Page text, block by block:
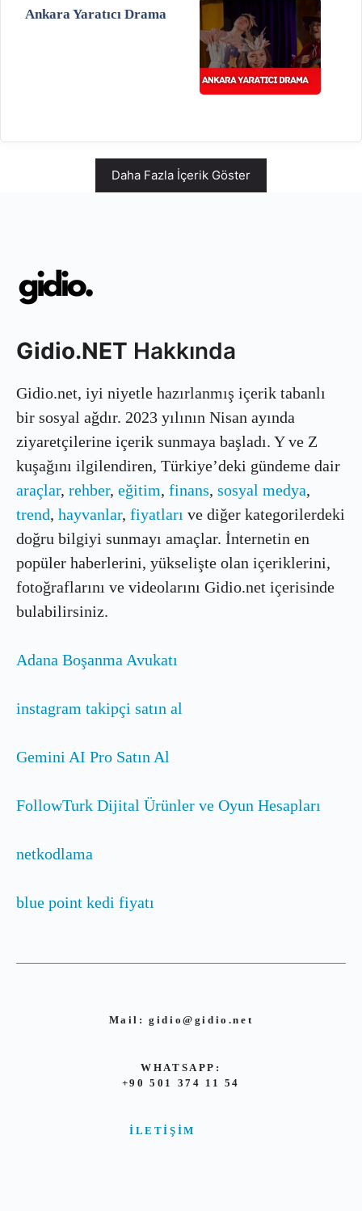
Ankara Yaratıcı Drama
Daha Fazla İçerik Göster
Gidio.NET Hakkında
Gidio.net, iyi niyetle hazırlanmış içerik tabanlı
bir sosyal ağdır. 2023 yılının Nisan ayında
ziyaretçilerine içerik sunmaya başladı. Y ve Z
kuşağını ilgilendiren, Türkiye’deki gündeme dair
araçlar, rehber, eğitim, finans, sosyal medya,
trend, hayvanlar, fiyatları ve diğer kategorilerdeki
doğru bilgiyi sunmayı amaçlar. İnternetin en
popüler haberlerini, yükselişte olan içeriklerini,
fotoğraflarını ve videolarını Gidio.net içerisinde
bulabilirsiniz.
Adana Boşanma Avukatı
instagram takipçi satın al
Gemini AI Pro Satın Al
FollowTurk Dijital Ürünler ve Oyun Hesapları
netkodlama
blue point kedi fiyatı
Mail: gidio@gidio.net
WHATSAPP:
+90 501 374 11 54
İLETIŞIM